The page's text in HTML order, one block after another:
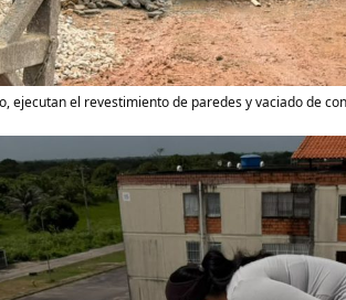
ejecutan el revestimiento de paredes y vaciado de